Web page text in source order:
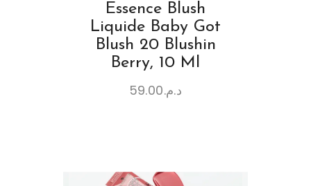
Essence Blush
Liquide Baby Got
Blush 20 Blushin
Berry, 10 Ml
د.م.59.00